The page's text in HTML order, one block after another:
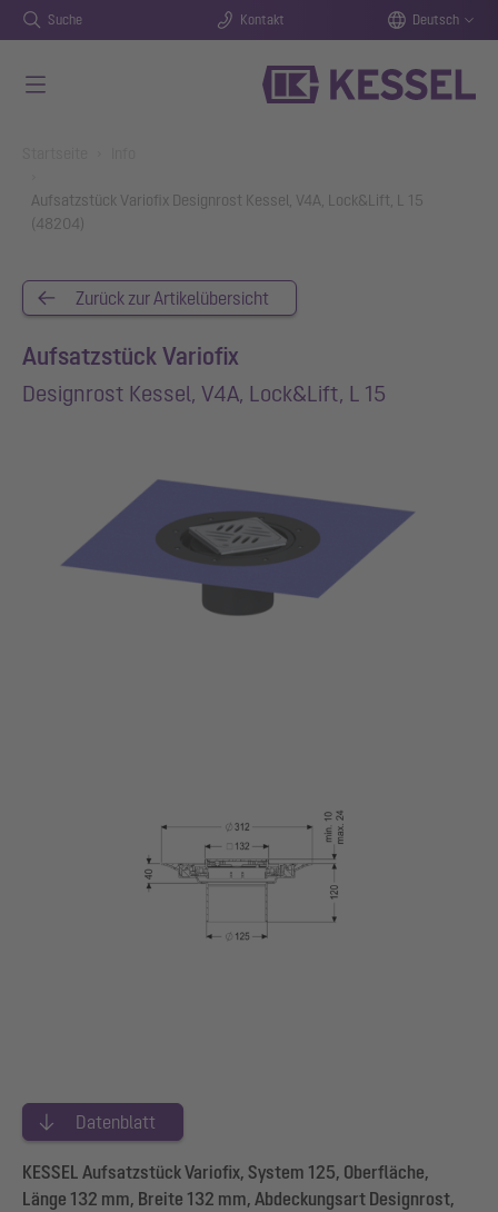
Suche Kontakt Deutsch
Aufsatzstück Variofix Designrost Kessel, V4A, Lock&Lift, L 15
(48204)
Zurück zur Artikelübersicht
Aufsatzstück Variofix
Designrost Kessel, V4A, Lock&Lift, L 15
Datenblatt
KESSEL Aufsatzstück Variofix, System 125, Oberfläche,
Länge 132 mm, Breite 132 mm, Abdeckungsart Designrost,